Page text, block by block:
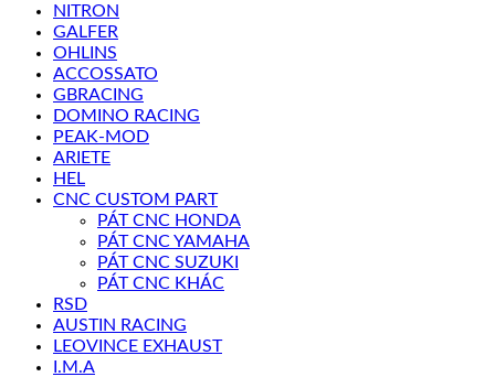
NITRON
GALFER
OHLINS
ACCOSSATO
GBRACING
DOMINO RACING
PEAK-MOD
ARIETE
HEL
CNC CUSTOM PART
PÁT CNC HONDA
PÁT CNC YAMAHA
PÁT CNC SUZUKI
PÁT CNC KHÁC
RSD
AUSTIN RACING
LEOVINCE EXHAUST
I.M.A